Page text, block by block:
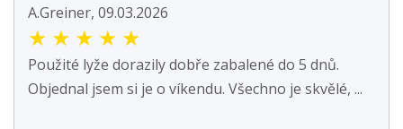
A.Greiner, 09.03.2026
★ ★ ★ ★ ★
Použité lyže dorazily dobře zabalené do 5 dnů.
Objednal jsem si je o víkendu. Všechno je skvělé, ...